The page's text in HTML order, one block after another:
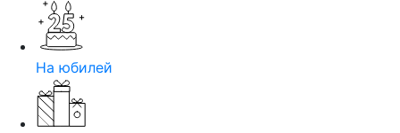
На юбилей